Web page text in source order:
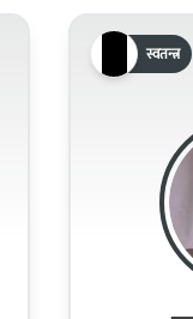
स्वतन्त्र